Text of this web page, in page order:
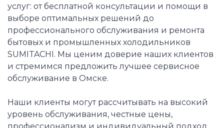
услуг: от бесплатной консультации и помощи в
выборе оптимальных решений до
профессионального обслуживания и ремонта
бытовых и промышленных холодильников
SUMITACHI. Мы ценим доверие наших клиентов
и стремимся предложить лучшее сервисное
обслуживание в Омске.
Наши клиенты могут рассчитывать на высокий
уровень обслуживания, честные цены,